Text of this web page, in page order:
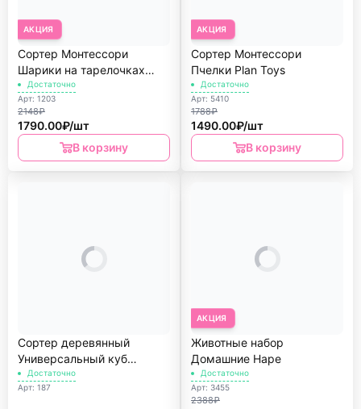
АКЦИЯ
Сортер Монтессори
Шарики на тарелочках
Ulanik
Достаточно
Арт: 1203
2148₽
1790.00₽/шт
В корзину
АКЦИЯ
Сортер Монтессори
Пчелки Plan Toys
Достаточно
Арт: 5410
1788₽
1490.00₽/шт
В корзину
Сортер деревянный
Универсальный куб
Lucy&Leo
Достаточно
Арт: 187
АКЦИЯ
Животные набор
Домашние Hape
Достаточно
Арт: 3455
2388₽